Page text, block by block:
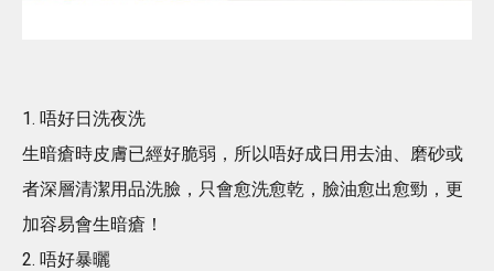
1. 唔好日洗夜洗
生暗瘡時皮膚已經好脆弱，所以唔好成日用去油、磨砂或
者深層清潔用品洗臉，只會愈洗愈乾，臉油愈出愈勁，更
加容易會生暗瘡！
2. 唔好暴曬